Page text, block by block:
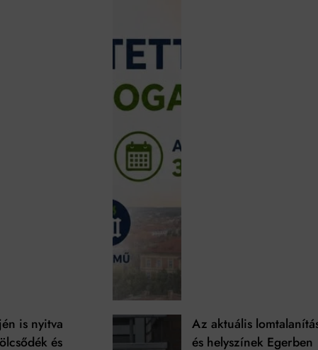
is nyitva
és
Az aktuális
és helyszínek Egerben